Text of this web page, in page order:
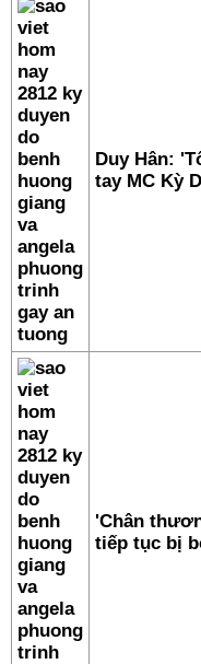
Duy Hân:
tay MC Kỳ
'Chân
tiếp tục bị